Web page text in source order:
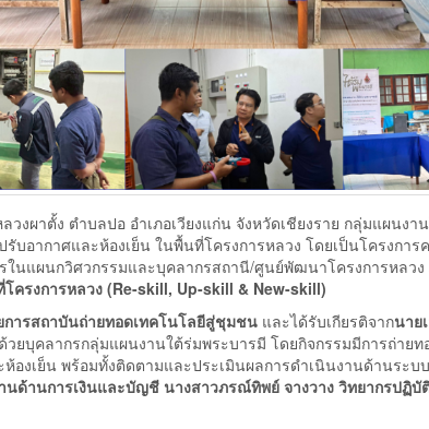
าตั้ง ตำบลปอ อำเภอเวียงแก่น จังหวัดเชียงราย กลุ่มแผนงา
อากาศและห้องเย็น ในพื้นที่โครงการหลวง โดยเป็นโครงการ
นแผนกวิศวกรรมและบุคลากรสถานี/ศูนย์พัฒนาโครงการหลวง
ครงการหลวง (Re-skill, Up-skill & New-skill)
การสถาบันถ่ายทอดเทคโนโลยีสู่ชุมชน และได้รับเกียรติจากนาย
วยบุคลากรกลุ่มแผนงานใต้ร่มพระบารมี โดยกิจกรรมมีการถ่าย
งเย็น พร้อมทั้งติดตามและประเมินผลการดำเนินงานด้านระบ
ด้านการเงินและบัญชี นางสาวภรณ์ทิพย์ จางวาง วิทยากรปฏิบั